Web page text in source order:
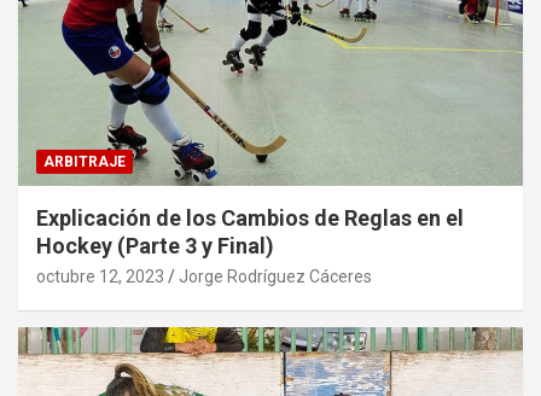
ARBITRAJE
Explicación de los Cambios de Reglas en el
Hockey (Parte 3 y Final)
octubre 12, 2023 Jorge Rodríguez Cáceres